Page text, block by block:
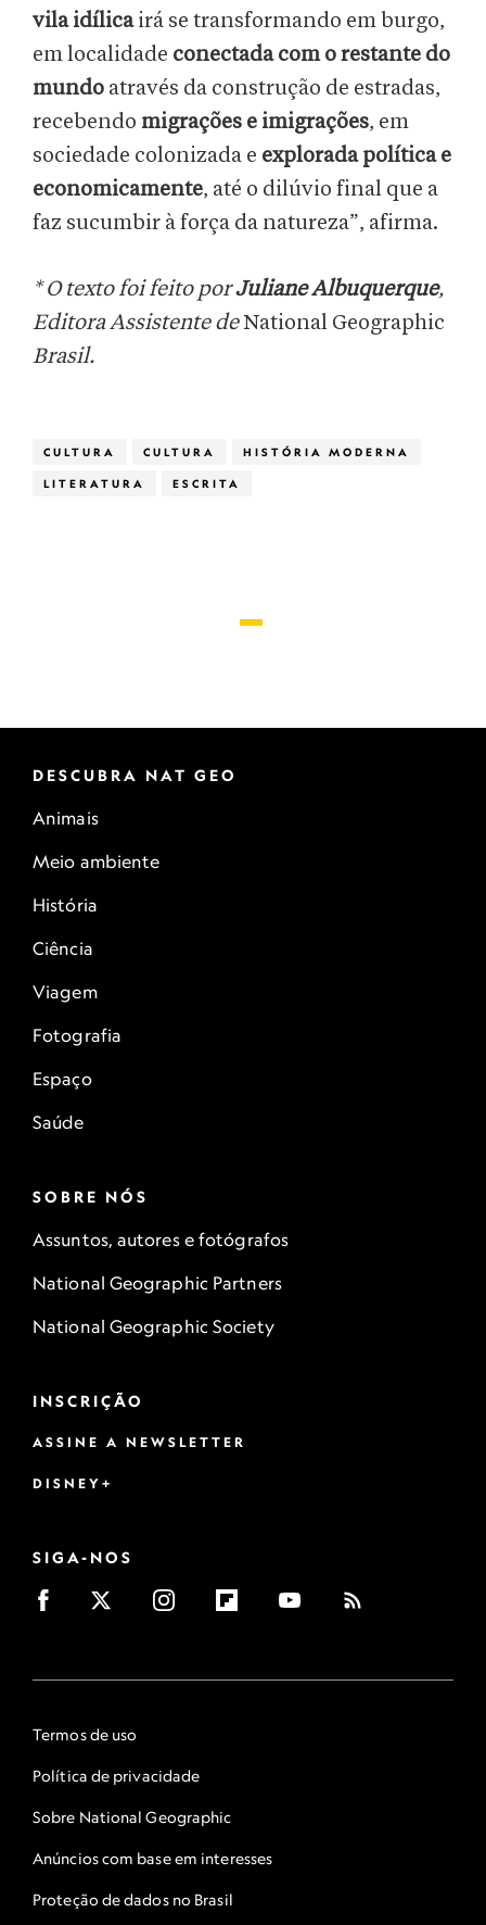
vila idílicairá se transformando em burgo,
em localidade conectada com o restante do
mundo através da construção de estradas,
recebendo migrações e imigrações, em
sociedade colonizada e explorada política e
economicamente, até o dilúvio final que a
faz sucumbir à força da natureza”, afirma.
* O texto foi feito porJuliane Albuquerque,
Editora Assistente deNational Geographic
Brasil.
CULTURA CULTURA HISTÓRIA MODERNA
LITERATURA ESCRITA
DESCUBRA NAT GEO
Animais
Meio ambiente
História
Ciência
Viagem
Fotografia
Espaço
Saúde
SOBRE NÓS
Assuntos, autores e fotógrafos
National Geographic Partners
National Geographic Society
INSCRIÇÃO
ASSINE A NEWSLETTER
DISNEY+
SIGA-NOS
Termos de uso
Política de privacidade
Sobre National Geographic
Anúncios com base em interesses
Proteção de dados no Brasil